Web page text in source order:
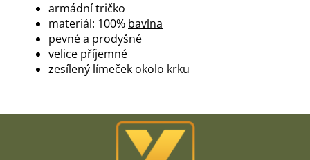
armádní tričko
materiál: 100% bavlna
pevné a prodyšné
velice příjemné
zesílený límeček okolo krku
Z